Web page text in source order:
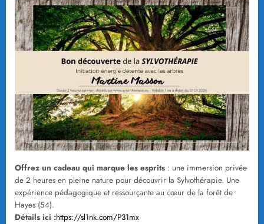
Offrez un cadeau qui marque les esprits : une immersion privée
de 2 heures en pleine nature pour découvrir la Sylvothérapie. Une
expérience pédagogique et ressourçante au cœur de la forêt de
Hayes (54).
Détails ici :https://sl1nk.com/P31mx